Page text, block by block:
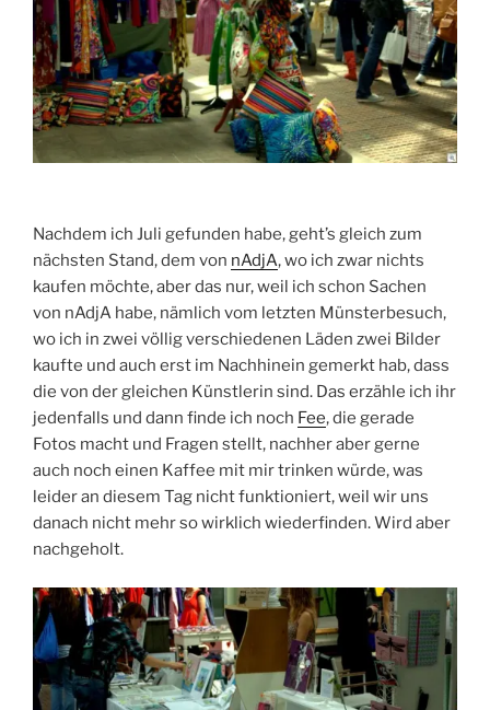
Nachdem ich Juli gefunden habe, geht’s gleich zum
nächsten Stand, dem von nAdjA, wo ich zwar nichts
kaufen möchte, aber das nur, weil ich schon Sachen
von nAdjA habe, nämlich vom letzten Münsterbesuch,
wo ich in zwei völlig verschiedenen Läden zwei Bilder
kaufte und auch erst im Nachhinein gemerkt hab, dass
die von der gleichen Künstlerin sind. Das erzähle ich ihr
jedenfalls und dann finde ich noch Fee, die gerade
Fotos macht und Fragen stellt, nachher aber gerne
auch noch einen Kaffee mit mir trinken würde, was
leider an diesem Tag nicht funktioniert, weil wir uns
danach nicht mehr so wirklich wiederfinden. Wird aber
nachgeholt.